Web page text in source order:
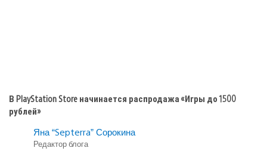
В PlayStation Store начинается распродажа «Игры до 1500
рублей»
Яна “Septerra” Сорокина
Редактор блога